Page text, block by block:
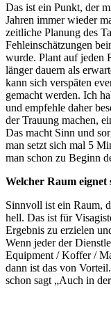
Das ist ein Punkt, der
Jahren immer wieder
zeitliche Planung des
Fehleinschätzungen
wurde. Plant auf jeden
länger dauern als
kann sich verspäten
gemacht werden. Ich
und empfehle daher
der Trauung machen,
Das macht Sinn und
man setzt sich mal 5
man schon zu Beginn
Welcher Raum eignet
Sinnvoll ist ein Raum,
hell. Das ist für
Ergebnis zu erzielen
Wenn jeder der
Equipment / Koffer /
dann ist das von
schon sagt „Auch in